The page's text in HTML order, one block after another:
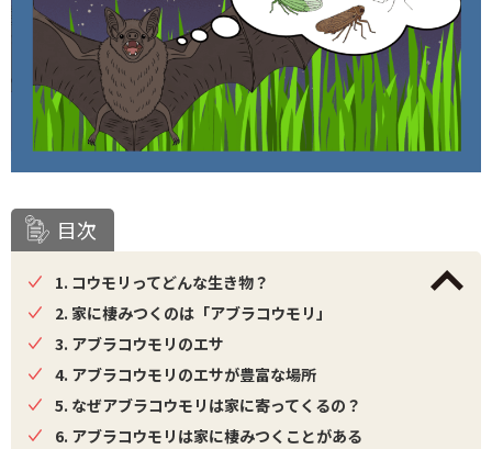
目次
1. コウモリってどんな生き物？
2. 家に棲みつくのは「アブラコウモリ」
3. アブラコウモリのエサ
4. アブラコウモリのエサが豊富な場所
5. なぜアブラコウモリは家に寄ってくるの？
6. アブラコウモリは家に棲みつくことがある